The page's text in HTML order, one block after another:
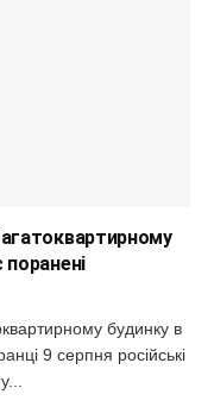
поранені
будинку в
9 серпня російські